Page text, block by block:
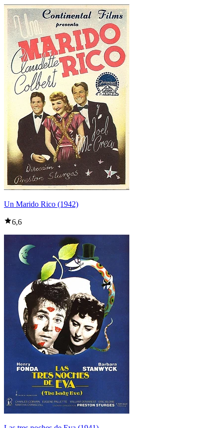
Un Marido Rico (1942)
6,6